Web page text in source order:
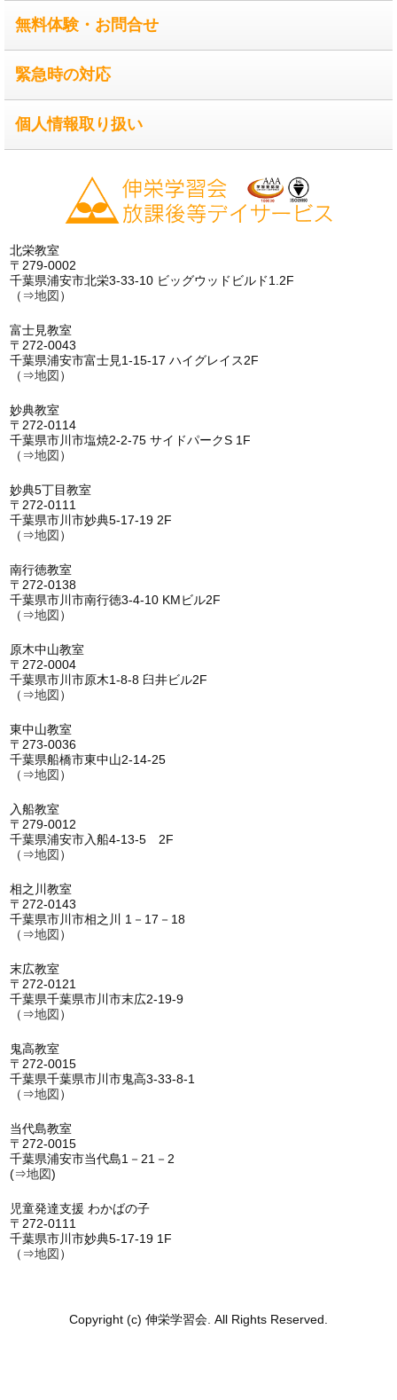
無料体験・お問合せ
緊急時の対応
個人情報取り扱い
北栄教室
〒279-0002
千葉県浦安市北栄3-33-10 ビッグウッドビルド1.2F
（⇒地図 ）
富士見教室
〒272-0043
千葉県浦安市富士見1-15-17 ハイグレイス2F
（⇒地図 ）
妙典教室
〒272-0114
千葉県市川市塩焼2-2-75 サイドパークS 1F
（⇒地図 ）
妙典5丁目教室
〒272-0111
千葉県市川市妙典5-17-19 2F
（⇒地図 ）
南行徳教室
〒272-0138
千葉県市川市南行徳3-4-10 KMビル2F
（⇒地図 ）
原木中山教室
〒272-0004
千葉県市川市原木1-8-8 臼井ビル2F
（⇒地図 ）
東中山教室
〒273-0036
千葉県船橋市東中山2-14-25
（⇒地図 ）
入船教室
〒279-0012
千葉県浦安市入船4-13-5 2F
（⇒地図 ）
相之川教室
〒272-0143
千葉県市川市相之川 1－17－18
（⇒地図 ）
末広教室
〒272-0121
千葉県千葉県市川市末広2-19-9
（⇒地図 ）
鬼高教室
〒272-0015
千葉県千葉県市川市鬼高3-33-8-1
（⇒地図 ）
当代島教室
〒272-0015
千葉県浦安市当代島1－21－2
(⇒地図)
児童発達支援 わかばの子
〒272-0111
千葉県市川市妙典5-17-19 1F
（⇒地図 ）
Copyright (c) 伸栄学習会. All Rights Reserved.